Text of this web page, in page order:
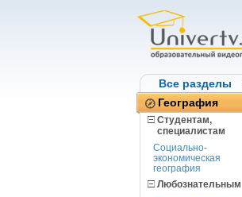
Все разделы
География
Студентам,
cпециалистам
Социально-
экономическая
география
Любознательным